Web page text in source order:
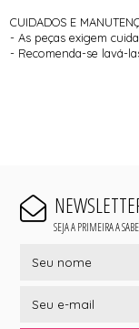
CUIDADOS E
- As peças exigem
- Recomenda-se lavá-
SEJA A PRIMEIRA A